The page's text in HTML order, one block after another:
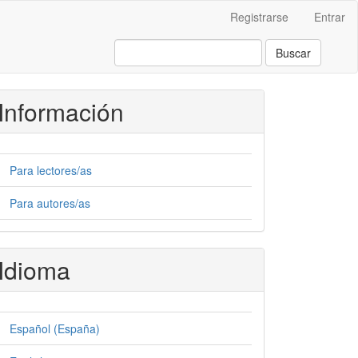
Registrarse Entrar
Buscar
Información
Para lectores/as
Para autores/as
Idioma
Español (España)